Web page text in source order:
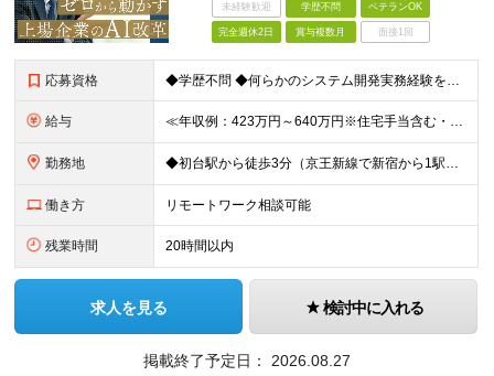
未経験歓迎 学歴不問 ベテランOK
完全週休2日 賞与複数月 面接1回
応募資格 ◆学歴不問 ◆何らかのシステム開発実務経験をお持ちの方 （目安2年以上／開発言語や担当工程は不問です） ※AI分野における開発業務の経験・知見をお持ちの方は歓迎いたします！ ＜このような方をお待ちし
給与 ≪年収例：423万円～640万円※住宅手当含む・残業代除く≫ ◆賞与年4カ月分支給 ※昨年度実績 ◆住宅手当・退職金制度・持株会など各種制度や手当が充実！ 月給24万800円～37万8,050円＋賞
勤務地 ◆初台駅から徒歩3分（京王新線で新宿から1駅！） ◆リモートワーク／フリーアドレス制度あり ◆出張転勤なし 【リゾートトラスト 東京本社】 東京都渋谷区代々木4-36-19 リゾートトラスト東京ビル
働き方 リモートワーク相談可能
残業時間 20時間以内
求人を見る 検討中に入れる
掲載終了予定日： 2026.08.27